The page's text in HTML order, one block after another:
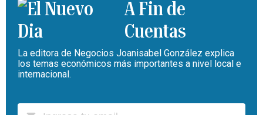
A Fin de
Cuentas
La editora de Negocios Joanisabel González explica
los temas económicos más importantes a nivel local e
internacional.